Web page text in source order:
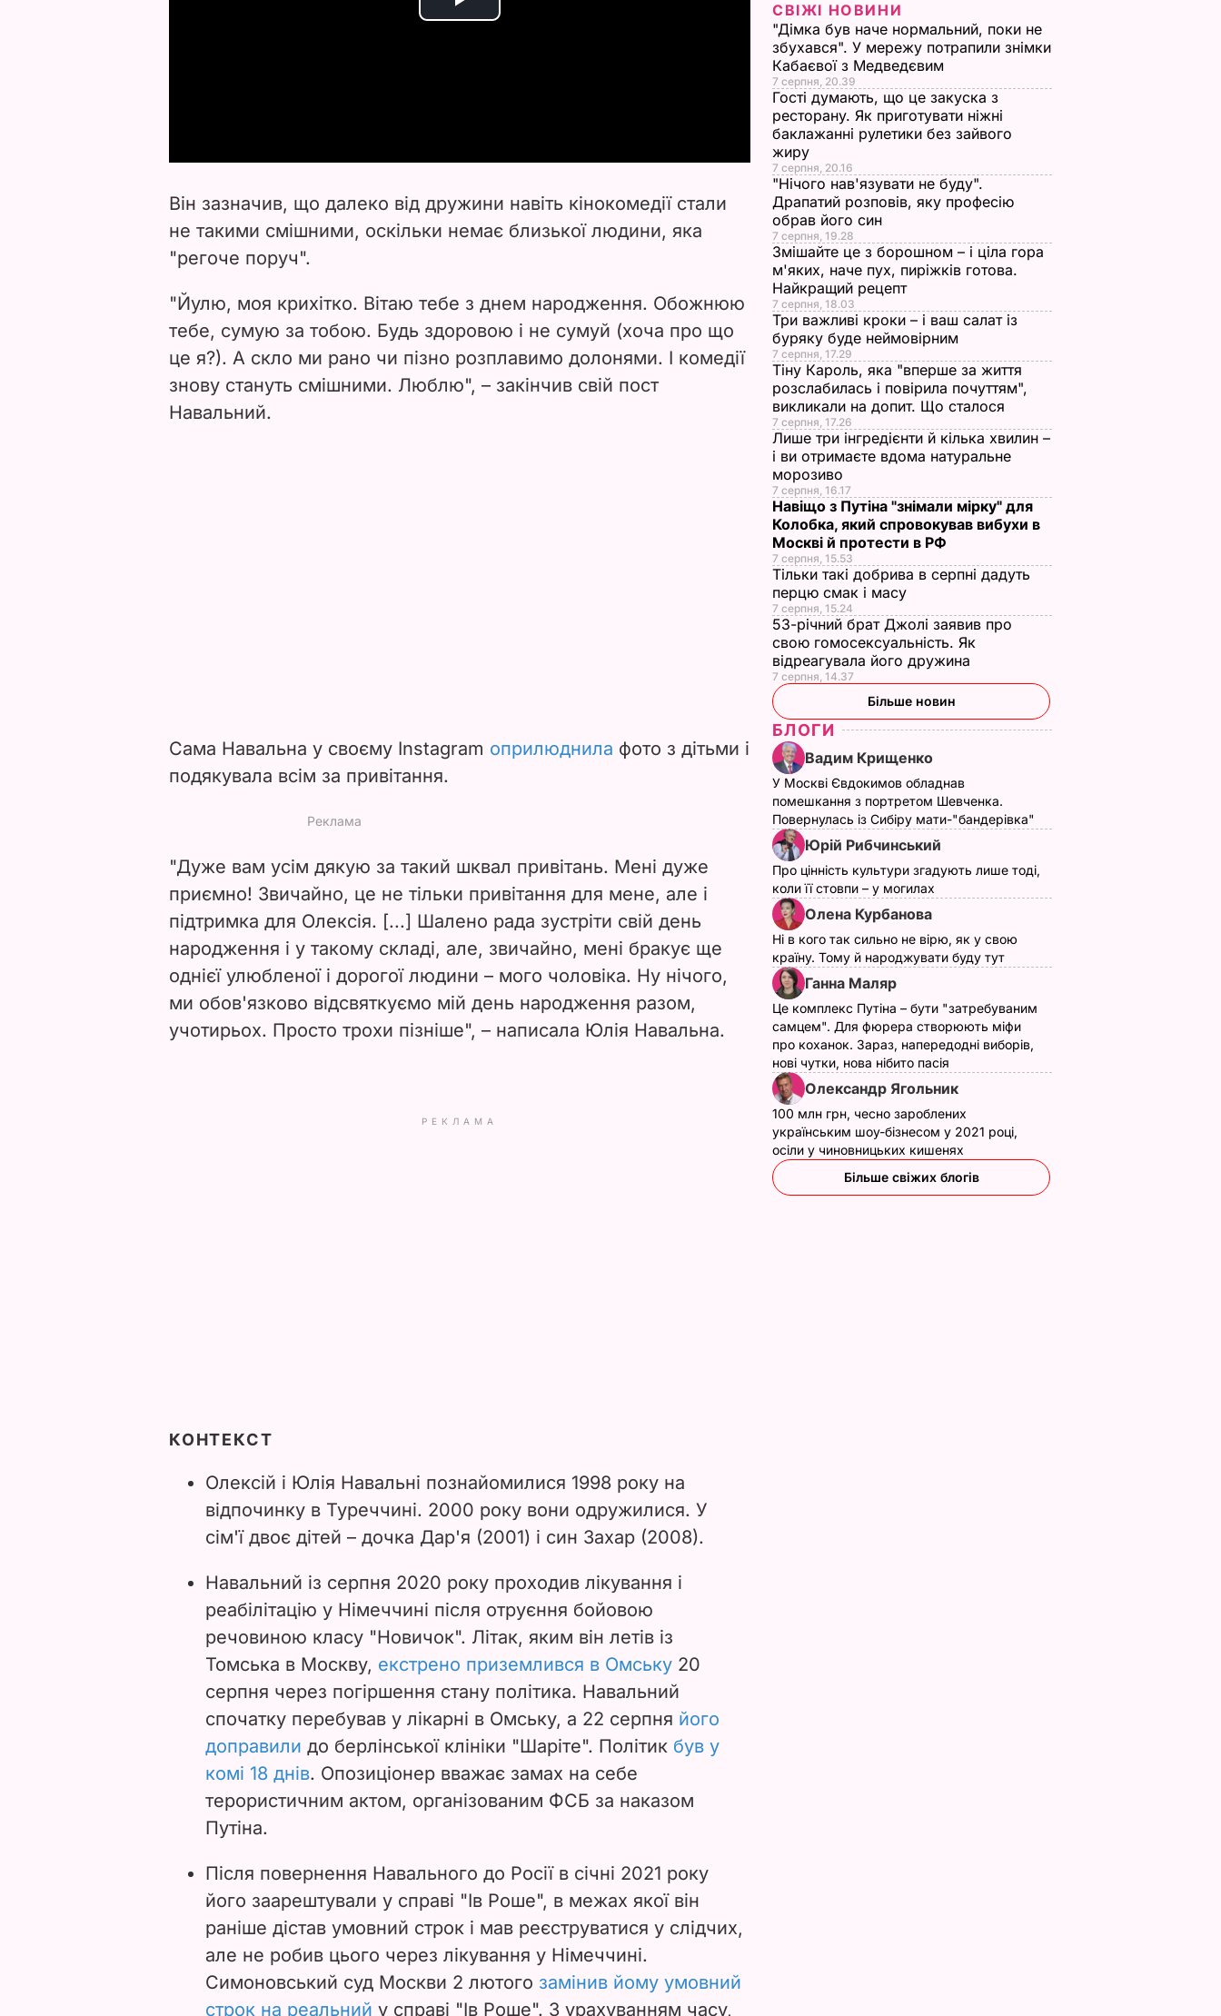
P
i
e
o
Він зазначив, що далеко від дружини навіть кінокомедії стали
не такими смішними, оскільки немає близької людини, яка
"регоче поруч".
"Йулю, моя крихітко. Вітаю тебе з днем народження. Обожнюю
тебе, сумую за тобою. Будь здоровою і не сумуй (хоча про що
це я?). А скло ми рано чи пізно розплавимо долонями. І комедії
знову стануть смішними. Люблю", – закінчив свій пост
Навальний.
Сама Навальна у своєму Instagram оприлюднила фото з дітьми і
подякувала всім за привітання.
"Дуже вам усім дякую за такий шквал привітань. Мені дуже
приємно! Звичайно, це не тільки привітання для мене, але і
підтримка для Олексія. [...] Шалено рада зустріти свій день
народження і у такому складі, але, звичайно, мені бракує ще
однієї улюбленої і дорогої людини – мого чоловіка. Ну нічого,
ми обов'язково відсвяткуємо мій день народження разом,
учотирьох. Просто трохи пізніше", – написала Юлія Навальна.
РЕКЛАМА
КОНТЕКСТ
Олексій і Юлія Навальні познайомилися 1998 року на
відпочинку в Туреччині. 2000 року вони одружилися. У
сім'ї двоє дітей – дочка Дар'я (2001) і син Захар (2008).
Навальний із серпня 2020 року проходив лікування і
реабілітацію у Німеччині після отруєння бойовою
речовиною класу "Новичок". Літак, яким він летів із
Томська в Москву, екстрено приземлився в Омську 20
серпня через погіршення стану політика. Навальний
спочатку перебував у лікарні в Омську, а 22 серпня його
доправили до берлінської клініки "Шаріте". Політик був у
комі 18 днів. Опозиціонер вважає замах на себе
терористичним актом, організованим ФСБ за наказом
Путіна.
Після повернення Навального до Росії в січні 2021 року
його заарештували у справі "Ів Роше", в межах якої він
раніше дістав умовний строк і мав реєструватися у слідчих,
але не робив цього через лікування у Німеччині.
Симоновський суд Москви 2 лютого замінив йому умовний
строк на реальний у справі "Ів Роше". З урахуванням часу,
СВІЖІ НОВИНИ
"Дімка був наче нормальний, поки не
збухався". У мережу потрапили знімки
Кабаєвої з Медведєвим
7 серпня, 20.39
Гості думають, що це закуска з
ресторану. Як приготувати ніжні
баклажанні рулетики без зайвого
жиру
7 серпня, 20.16
"Нічого нав'язувати не буду".
Драпатий розповів, яку професію
обрав його син
7 серпня, 19.28
Змішайте це з борошном – і ціла гора
м'яких, наче пух, пиріжків готова.
Найкращий рецепт
7 серпня, 18.03
Три важливі кроки – і ваш салат із
буряку буде неймовірним
7 серпня, 17.29
Тіну Кароль, яка "вперше за життя
розслабилась і повірила почуттям",
викликали на допит. Що сталося
7 серпня, 17.26
Лише три інгредієнти й кілька хвилин –
і ви отримаєте вдома натуральне
морозиво
7 серпня, 16.17
Навіщо з Путіна "знімали мірку" для
Колобка, який спровокував вибухи в
Москві й протести в РФ
7 серпня, 15.53
Тільки такі добрива в серпні дадуть
перцю смак і масу
7 серпня, 15.24
53-річний брат Джолі заявив про
свою гомосексуальність. Як
відреагувала його дружина
7 серпня, 14.37
Більше новин
БЛОГИ
Вадим Крищенко
У Москві Євдокимов обладнав
помешкання з портретом Шевченка.
Повернулась із Сибіру мати-"бандерівка"
Юрій Рибчинський
Про цінність культури згадують лише тоді,
коли її стовпи – у могилах
Олена Курбанова
Ні в кого так сильно не вірю, як у свою
країну. Тому й народжувати буду тут
Ганна Маляр
Це комплекс Путіна – бути "затребуваним
самцем". Для фюрера створюють міфи
про коханок. Зараз, напередодні виборів,
нові чутки, нова нібито пасія
Олександр Ягольник
100 млн грн, чесно зароблених
українським шоу-бізнесом у 2021 році,
осіли у чиновницьких кишенях
Більше свіжих блогів